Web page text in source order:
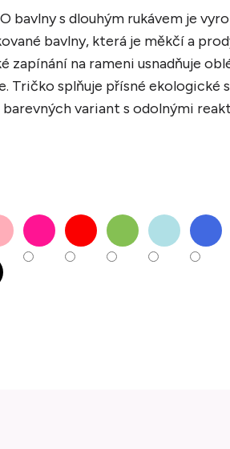
bavlny s dlouhým rukávem je
bavlny, která je měkčí a
zapínání na rameni usnadňuje
Tričko splňuje přísné ekologické
variant s odolnými